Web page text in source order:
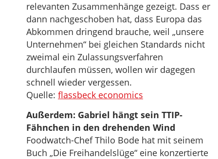
relevanten Zusammenhänge gezeigt. Dass er
dann nachgeschoben hat, dass Europa das
Abkommen dringend brauche, weil „unsere
Unternehmen“ bei gleichen Standards nicht
zweimal ein Zulassungsverfahren
durchlaufen müssen, wollen wir dagegen
schnell wieder vergessen.
Quelle: flassbeck economics
Außerdem: Gabriel hängt sein TTIP-
Fähnchen in den drehenden Wind
Foodwatch-Chef Thilo Bode hat mit seinem
Buch „Die Freihandelslüge“ eine konzertierte